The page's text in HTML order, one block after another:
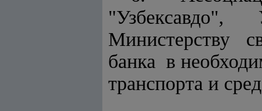
Министерству
банка в
транспорта и